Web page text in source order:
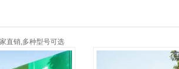
直销,多种型号可选